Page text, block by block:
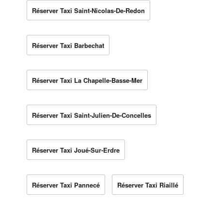
Réserver Taxi Saint-Nicolas-De-Redon
Réserver Taxi Barbechat
Réserver Taxi La Chapelle-Basse-Mer
Réserver Taxi Saint-Julien-De-Concelles
Réserver Taxi Joué-Sur-Erdre
Réserver Taxi Pannecé Réserver Taxi Riaillé